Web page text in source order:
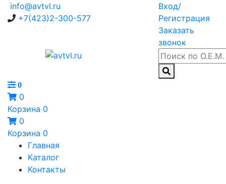
info@avtvl.ru
+7(423)2-300-577
Вход/
Регистрация
Заказать
звонок
0
0
Корзина 0
0
Корзина 0
Главная
Каталог
Контакты